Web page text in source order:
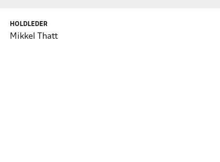
HOLDLEDER
Mikkel Thatt